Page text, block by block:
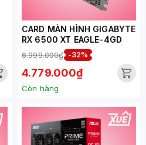
CARD MÀN HÌNH GIGABYTE
RX 6500 XT EAGLE-4GD
6.999.000₫ -32%
4.779.000₫
Còn hàng